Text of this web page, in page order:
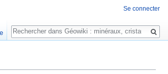
Se connecter
Rechercher